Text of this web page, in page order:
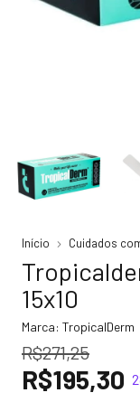
Início Cuidados
15x10
Marca: TropicalDerm
R$271,25
R$195,30